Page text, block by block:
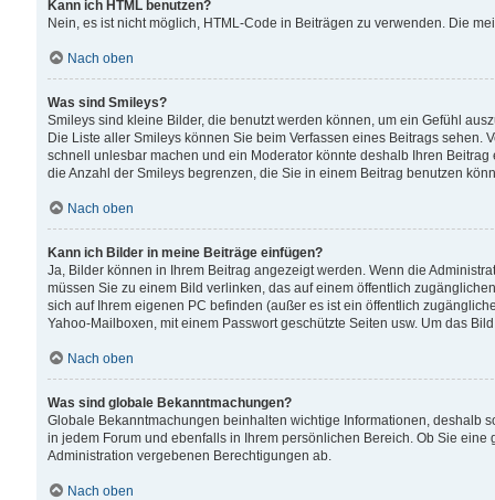
Kann ich HTML benutzen?
Nein, es ist nicht möglich, HTML-Code in Beiträgen zu verwenden. Die
Nach oben
Was sind Smileys?
Smileys sind kleine Bilder, die benutzt werden können, um ein Gefühl
Die Liste aller Smileys können Sie beim Verfassen eines Beitrags
schnell unlesbar machen und ein Moderator könnte deshalb Ihren
die Anzahl der Smileys begrenzen, die Sie in einem Beitrag benutzen
Nach oben
Kann ich Bilder in meine Beiträge einfügen?
Ja, Bilder können in Ihrem Beitrag angezeigt werden. Wenn die
müssen Sie zu einem Bild verlinken, das auf einem öffentlich
sich auf Ihrem eigenen PC befinden (außer es ist ein öffentlich
Yahoo-Mailboxen, mit einem Passwort geschützte Seiten usw. Um das
Nach oben
Was sind globale Bekanntmachungen?
Globale Bekanntmachungen beinhalten wichtige Informationen, deshalb
in jedem Forum und ebenfalls in Ihrem persönlichen Bereich. Ob Sie
Administration vergebenen Berechtigungen ab.
Nach oben